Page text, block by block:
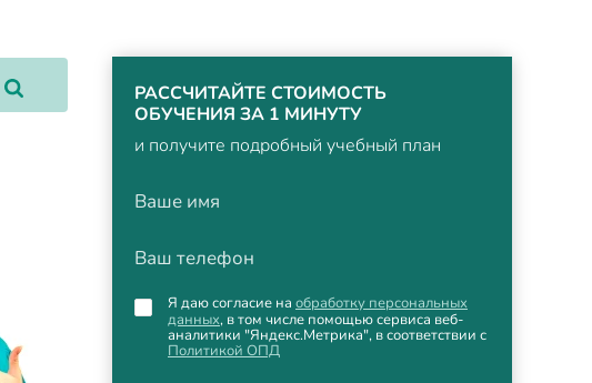
РАССЧИТАЙТЕ СТОИМОСТЬ
ОБУЧЕНИЯ ЗА 1 МИНУТУ
и получите подробный учебный план
Ваше имя
Ваш телефон
Я даю согласие на обработку персональных
данных, в том числе помощью сервиса веб-
аналитики "Яндекс.Метрика", в соответствии с
Политикой ОПД